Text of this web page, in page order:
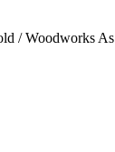
/ Woodworks As